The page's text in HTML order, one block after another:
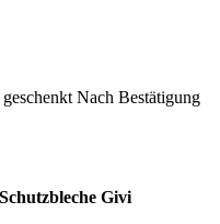
Nach Bestätigung
Givi